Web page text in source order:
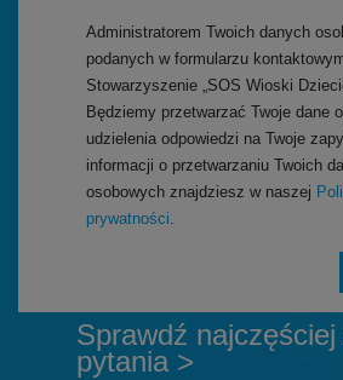
Administratorem Twoich danych
podanych w formularzu
Stowarzyszenie „SOS Wioski
Będziemy przetwarzać Twoje dane
udzielenia odpowiedzi na Twoje
informacji o przetwarzaniu Twoich
osobowych znajdziesz w naszej
prywatności.
Sprawdź
pytania >